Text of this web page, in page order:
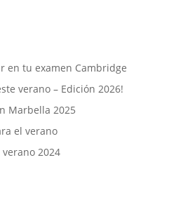
en tu examen Cambridge
verano – Edición 2026!
Marbella 2025
el verano
2024